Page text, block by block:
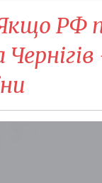
РФ